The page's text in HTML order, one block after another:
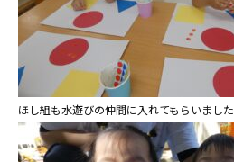
ほし組も水遊びの仲間に入れてもらいました